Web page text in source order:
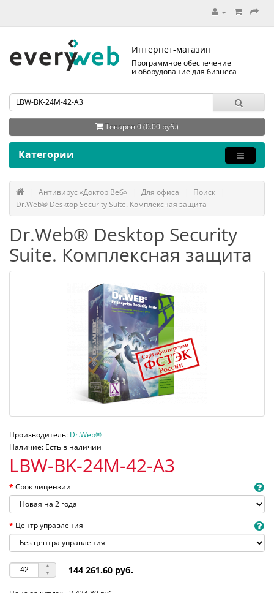
Интернет-магазин
Программное обеспечение
и оборудование для бизнеса
Товаров 0 (0.00 руб.)
Категории
Антивирус «Доктор Веб» Для офиса
Поиск
Dr.Web® Desktop Security Suite. Комплексная защита
Dr.Web® Desktop Security
Suite. Комплексная защита
Производитель: Dr.Web®
Наличие: Есть в наличии
LBW-BK-24M-42-A3
Срок лицензии
Центр управления
144 261.60 руб.